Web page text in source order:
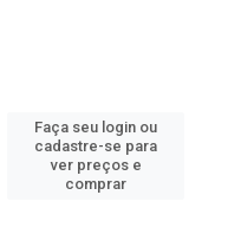
Faça seu login ou
cadastre-se para
ver preços e
comprar